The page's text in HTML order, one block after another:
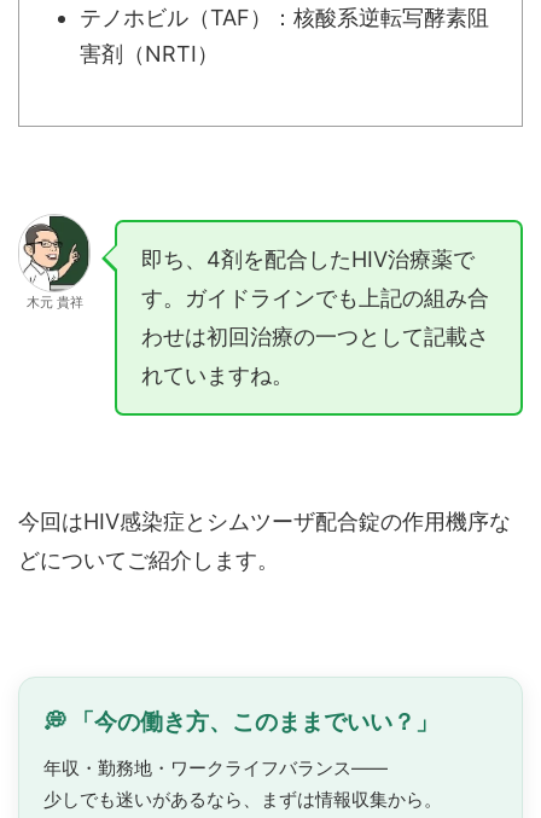
テノホビル（TAF）：核酸系逆転写酵素阻
害剤（NRTI）
木元 貴祥
即ち、4剤を配合したHIV治療薬で
す。ガイドラインでも上記の組み合
わせは初回治療の一つとして記載さ
れていますね。
今回はHIV感染症とシムツーザ配合錠の作用機序な
どについてご紹介します。
💭 「今の働き方、このままでいい？」
年収・勤務地・ワークライフバランス——
少しでも迷いがあるなら、まずは情報収集から。